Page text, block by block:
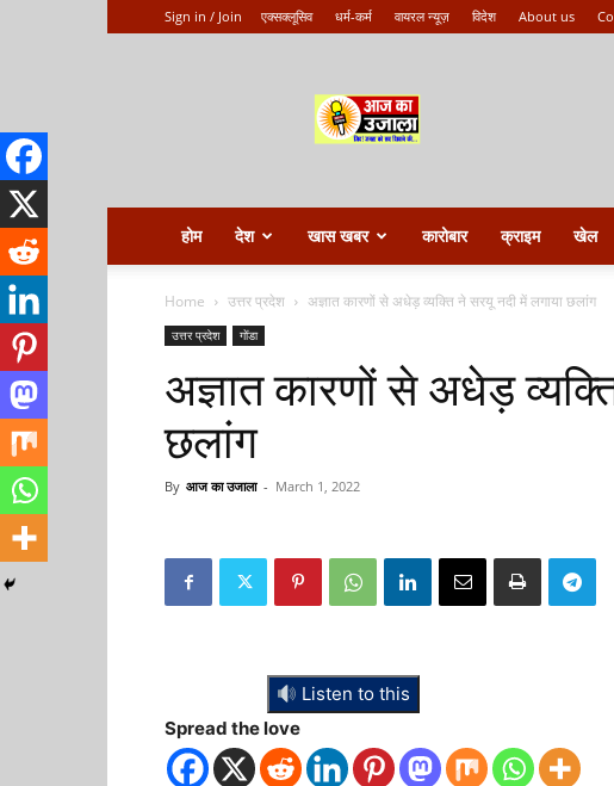
Sign in / Join एक्सक्लूसिव धर्म-कर्म वायरल न्यूज़ विदेश About us
ka
ujala
होम देश खास खबर कारोबार क्राइम खेल
Home उत्तर प्रदेश अज्ञात कारणों से अधेड़ व्यक्ति ने सरयू नदी में लगाया छलांग
उत्तर प्रदेश गोंडा
अज्ञात कारणों से अधेड़
छलांग
By आज का उजाला - March 1, 2022
Listen to this
Spread the love